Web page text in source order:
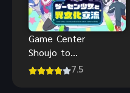
Game Center
Shoujo to
Ibunka
7.5